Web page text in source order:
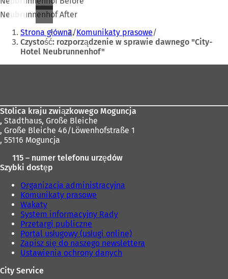
Neubrunnenhof After
Jesteś
tutaj:
Strona główna Komunikaty prasowe
Czystość: rozporządzenie w sprawie dawnego "City-
Hotel Neubrunnenhof"
Stolica kraju związkowego Moguncja
, Stadthaus, Große Bleiche
, Große Bleiche 46/Löwenhofstraße 1
, 55116 Moguncja
115 – numer telefonu urzędów
Szybki dostęp
Organizacja administracyjna
Komunikaty prasowe
Wakaty
System informacyjny Rady
Przetargi publiczne
Portal usługowy (usługi online)
Zapisz się do naszego newslettera
Ustawienia ochrony danych
City Service